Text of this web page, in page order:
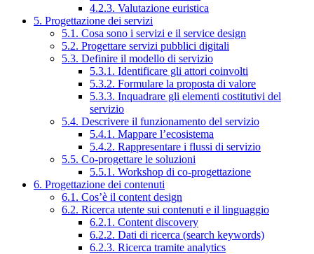
4.2.3. Valutazione euristica
5. Progettazione dei servizi
5.1. Cosa sono i servizi e il service design
5.2. Progettare servizi pubblici digitali
5.3. Definire il modello di servizio
5.3.1. Identificare gli attori coinvolti
5.3.2. Formulare la proposta di valore
5.3.3. Inquadrare gli elementi costitutivi del
servizio
5.4. Descrivere il funzionamento del servizio
5.4.1. Mappare l’ecosistema
5.4.2. Rappresentare i flussi di servizio
5.5. Co-progettare le soluzioni
5.5.1. Workshop di co-progettazione
6. Progettazione dei contenuti
6.1. Cos’è il content design
6.2. Ricerca utente sui contenuti e il linguaggio
6.2.1. Content discovery
6.2.2. Dati di ricerca (search keywords)
6.2.3. Ricerca tramite analytics